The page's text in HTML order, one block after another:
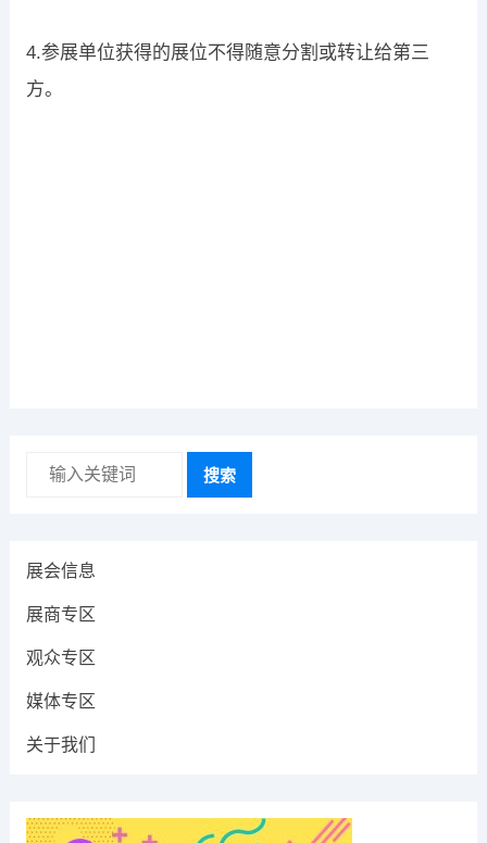
4.参展单位获得的展位不得随意分割或转让给第三
方。
搜索
展会信息
展商专区
观众专区
媒体专区
关于我们